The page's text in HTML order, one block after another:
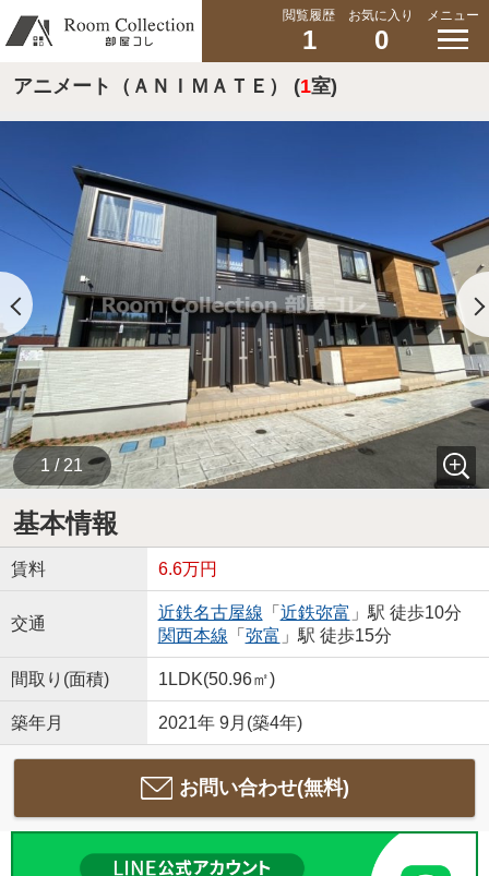
閲覧履歴
1
お気に入り
0
メニュー
アニメート（ＡＮＩＭＡＴＥ） (1室)
1 / 21
基本情報
賃料 6.6万円
交通
近鉄名古屋線 「 近鉄弥富 」駅 徒歩10分
関西本線 「 弥富 」駅 徒歩15分
間取り(面積) 1LDK(50.96㎡)
築年月 2021年 9月(築4年)
お問い合わせ(無料)